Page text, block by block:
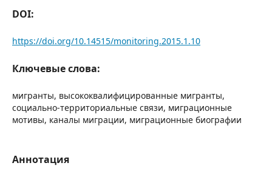
DOI:
https://doi.org/10.14515/monitoring.2015.1.10
Ключевые слова:
мигранты, высококвалифицированные мигранты,
социально-территориальные связи, миграционные
мотивы, каналы миграции, миграционные биографии
Аннотация